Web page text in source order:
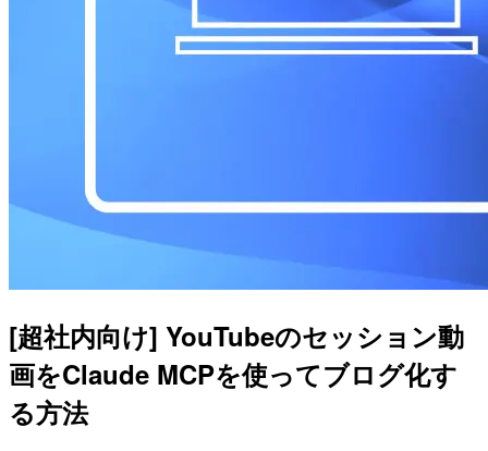
[超社内向け] YouTubeのセッション動
画をClaude MCPを使ってブログ化す
る方法